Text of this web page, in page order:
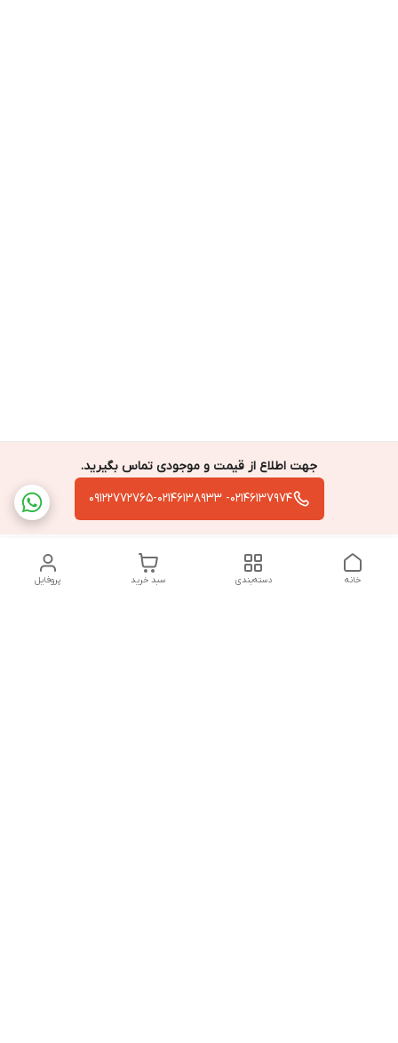
جهت اطلاع از قیمت و موجودی تماس بگیرید.
02146137974- 09122772765-02146138933
پروفایل سبد خرید دسته‌بندی خانه